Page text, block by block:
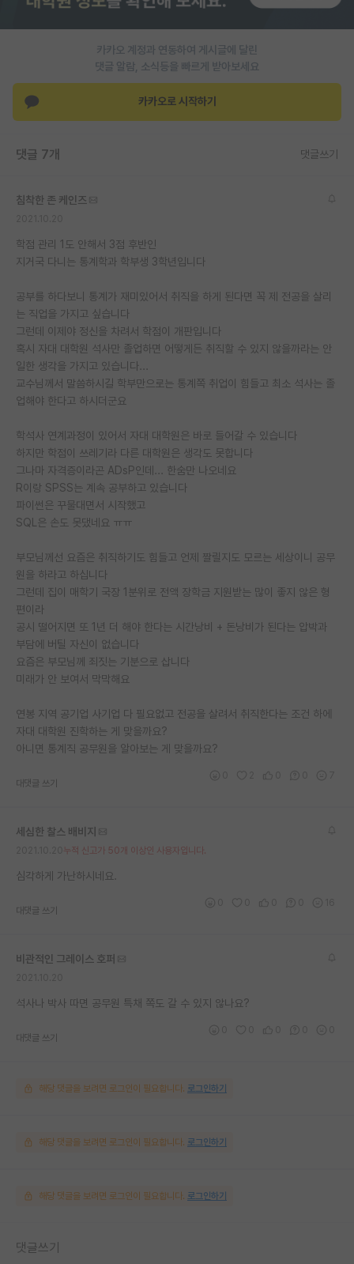
카카오 계정과 연동하여 게시글에 달린
댓글 알람, 소식등을 빠르게 받아보세요
카카오로 시작하기
댓글 7개 댓글쓰기
침착한 존 케인즈
학점 관리 1도 안해서 3점 후반인
지거국 다니는 통계학과 학부생 3학년입니다
공부를 하다보니 통계가 재미있어서 취직을 하게 된다면 꼭 제 전공을 살리
는 직업을 가지고 싶습니다
그런데 이제야 정신을 차려서 학점이 개판입니다
혹시 자대 대학원 석사만 졸업하면 어떻게든 취직할 수 있지 않을까라는 안
일한 생각을 가지고 있습니다...
교수님께서 말씀하시길 학부만으로는 통계쪽 취업이 힘들고 최소 석사는 졸
업해야 한다고 하시더군요
학석사 연계과정이 있어서 자대 대학원은 바로 들어갈 수 있습니다
하지만 학점이 쓰레기라 다른 대학원은 생각도 못합니다
그나마 자격증이라곤 ADsP인데... 한숨만 나오네요
R이랑 SPSS는 계속 공부하고 있습니다
파이썬은 꾸물대면서 시작했고
SQL은 손도 못댔네요 ㅠㅠ
부모님께선 요즘은 취직하기도 힘들고 언제 짤릴지도 모르는 세상이니 공무
원을 하라고 하십니다
그런데 집이 매학기 국장 1분위로 전액 장학금 지원받는 많이 좋지 않은 형
편이라
공시 떨어지면 또 1년 더 해야 한다는 시간낭비 + 돈낭비가 된다는 압박과
부담에 버틸 자신이 없습니다
요즘은 부모님께 죄짓는 기분으로 삽니다
미래가 안 보여서 막막해요
연봉 지역 공기업 사기업 다 필요없고 전공을 살려서 취직한다는 조건 하에
자대 대학원 진학하는 게 맞을까요?
아니면 통계직 공무원을 알아보는 게 맞을까요?
대댓글 쓰기
세심한 찰스 배비지
누적 신고가 50개 이상인 사용자입니다.
심각하게 가난하시네요.
대댓글 쓰기
비관적인 그레이스 호퍼
석사나 박사 따면 공무원 특채 쪽도 갈 수 있지 않나요?
대댓글 쓰기
해당 댓글을 보려면 로그인이 필요합니다. 로그인하기
해당 댓글을 보려면 로그인이 필요합니다. 로그인하기
해당 댓글을 보려면 로그인이 필요합니다. 로그인하기
댓글쓰기